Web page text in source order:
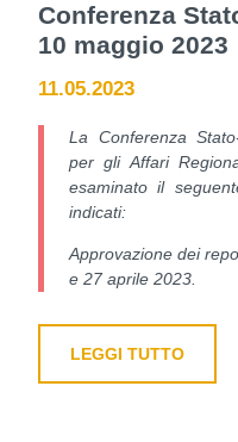
Conferenza
10 maggio 2023
11.05.2023
La Conferenza
per gli Affari
esaminato il
indicati:
Approvazione dei
e 27 aprile 2023.
LEGGI TUTTO